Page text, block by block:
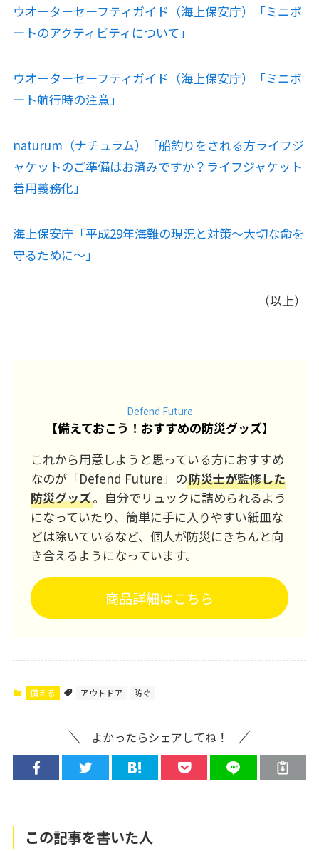
ウオーターセーフティガイド（海上保安庁）「ミニボ
ートのアクティビティについて」
ウオーターセーフティガイド（海上保安庁）「ミニボ
ート航行時の注意」
naturum（ナチュラム）「船釣りをされる方ライフジ
ャケットのご準備はお済みですか？ライフジャケット
着用義務化」
海上保安庁「平成29年海難の現況と対策～大切な命を
守るために～」
（以上）
Defend Future
【備えておこう！おすすめの防災グッズ】
これから用意しようと思っている方におすすめ
なのが「Defend Future」の防災士が監修した
防災グッズ。自分でリュックに詰められるよう
になっていたり、簡単に手に入りやすい紙皿な
どは除いているなど、個人が防災にきちんと向
き合えるようになっています。
商品詳細はこちら
備える アウトドア 防ぐ
よかったらシェアしてね！
この記事を書いた人